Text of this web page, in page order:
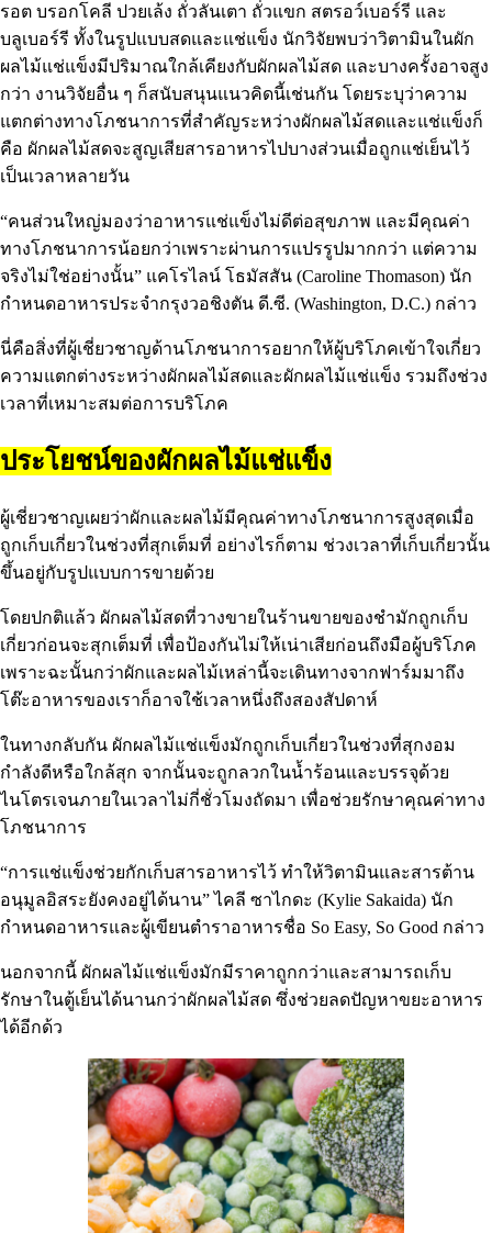
รอต บรอกโคลี ปวยเล้ง ถั่วลันเตา ถั่วแขก สตรอว์เบอร์รี และ
บลูเบอร์รี ทั้งในรูปแบบสดและแช่แข็ง นักวิจัยพบว่าวิตามินในผัก
ผลไม้แช่แข็งมีปริมาณใกล้เคียงกับผักผลไม้สด และบางครั้งอาจสูง
กว่า งานวิจัยอื่น ๆ ก็สนับสนุนแนวคิดนี้เช่นกัน โดยระบุว่าความ
แตกต่างทางโภชนาการที่สำคัญระหว่างผักผลไม้สดและแช่แข็งก็
คือ ผักผลไม้สดจะสูญเสียสารอาหารไปบางส่วนเมื่อถูกแช่เย็นไว้
เป็นเวลาหลายวัน
“คนส่วนใหญ่มองว่าอาหารแช่แข็งไม่ดีต่อสุขภาพ และมีคุณค่า
ทางโภชนาการน้อยกว่าเพราะผ่านการแปรรูปมากกว่า แต่ความ
จริงไม่ใช่อย่างนั้น” แคโรไลน์ โธมัสสัน (Caroline Thomason) นัก
กำหนดอาหารประจำกรุงวอชิงตัน ดี.ซี. (Washington, D.C.) กล่าว
นี่คือสิ่งที่ผู้เชี่ยวชาญด้านโภชนาการอยากให้ผู้บริโภคเข้าใจเกี่ยว
ความแตกต่างระหว่างผักผลไม้สดและผักผลไม้แช่แข็ง รวมถึงช่วง
เวลาที่เหมาะสมต่อการบริโภค
ประโยชน์ของผักผลไม้แช่แข็ง
ผู้เชี่ยวชาญเผยว่าผักและผลไม้มีคุณค่าทางโภชนาการสูงสุดเมื่อ
ถูกเก็บเกี่ยวในช่วงที่สุกเต็มที่ อย่างไรก็ตาม ช่วงเวลาที่เก็บเกี่ยวนั้น
ขึ้นอยู่กับรูปแบบการขายด้วย
โดยปกติแล้ว ผักผลไม้สดที่วางขายในร้านขายของชำมักถูกเก็บ
เกี่ยวก่อนจะสุกเต็มที่ เพื่อป้องกันไม่ให้เน่าเสียก่อนถึงมือผู้บริโภค
เพราะฉะนั้นกว่าผักและผลไม้เหล่านี้จะเดินทางจากฟาร์มมาถึง
โต๊ะอาหารของเราก็อาจใช้เวลาหนึ่งถึงสองสัปดาห์
ในทางกลับกัน ผักผลไม้แช่แข็งมักถูกเก็บเกี่ยวในช่วงที่สุกงอม
กำลังดีหรือใกล้สุก จากนั้นจะถูกลวกในน้ำร้อนและบรรจุด้วย
ไนโตรเจนภายในเวลาไม่กี่ชั่วโมงถัดมา เพื่อช่วยรักษาคุณค่าทาง
โภชนาการ
“การแช่แข็งช่วยกักเก็บสารอาหารไว้ ทำให้วิตามินและสารต้าน
อนุมูลอิสระยังคงอยู่ได้นาน” ไคลี ซาไกดะ (Kylie Sakaida) นัก
กำหนดอาหารและผู้เขียนตำราอาหารชื่อ So Easy, So Good กล่าว
นอกจากนี้ ผักผลไม้แช่แข็งมักมีราคาถูกกว่าและสามารถเก็บ
รักษาในตู้เย็นได้นานกว่าผักผลไม้สด ซึ่งช่วยลดปัญหาขยะอาหาร
ได้อีกด้ว